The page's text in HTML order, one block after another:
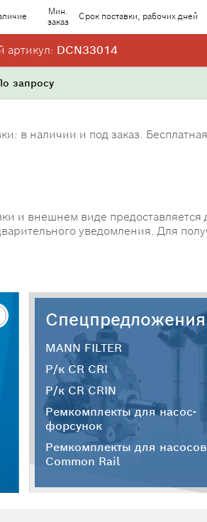
Мин.
заказ
Срок поставки, рабочих дней
DCN33014
запросу
в наличии и под заказ.
и внешнем виде
уведомления. Для
Спецпредложения
MANN FILTER
Р/к CR CRI
Р/к CR CRIN
Ремкомплекты для насос-
форсунок
Ремкомплекты для насосов
Common Rail